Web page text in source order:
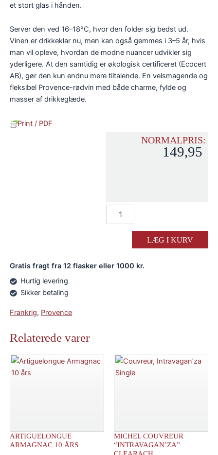
et stort glas i hånden.
Server den ved 16–18°C, hvor den folder sig bedst ud.
Vinen er drikkeklar nu, men kan også gemmes i 3–5 år, hvis
man vil opleve, hvordan de modne nuancer udvikler sig
yderligere. At den samtidig er økologisk certificeret (Ecocert
AB), gør den kun endnu mere tiltalende. En velsmagende og
fleksibel Provence-rødvin med både charme, fylde og
masser af drikkeglæde.
Print / PDF
NORMALPRIS:
149,95
Tradition"
2019
LÆG I KURV
Gratis fragt fra 12 flasker eller 1000 kr.
Hurtig levering
Sikker betaling
Frankrig, Provence
Relaterede varer
ARTIGUELONGUE
ARMAGNAC 10 ÅRS
MICHEL COUVREUR
“INTRAVAGAN’ZA”